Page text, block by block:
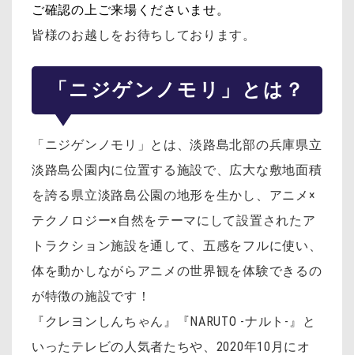
ご確認の上ご来場くださいませ。
皆様のお越しをお待ちしております。
「ニジゲンノモリ」とは？
「ニジゲンノモリ」とは、淡路島北部の兵庫県立
淡路島公園内に位置する施設で、広大な敷地面積
を誇る県立淡路島公園の地形を生かし、アニメ×
テクノロジー×自然をテーマにして設置されたア
トラクション施設を通して、五感をフルに使い、
体を動かしながらアニメの世界観を体験できるの
が特徴の施設です！
『クレヨンしんちゃん』『NARUTO -ナルト-』と
いったテレビの人気者たちや、2020年10月にオ